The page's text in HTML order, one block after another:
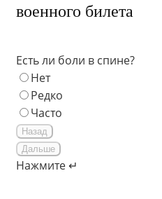
военного билета
Есть ли боли в спине?
Нет
Редко
Часто
Назад
Дальше
Нажмите ↵